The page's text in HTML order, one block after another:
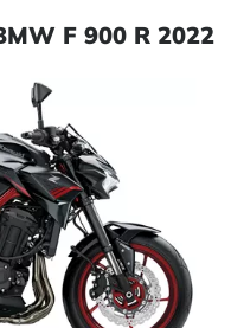
F 900 R 2022